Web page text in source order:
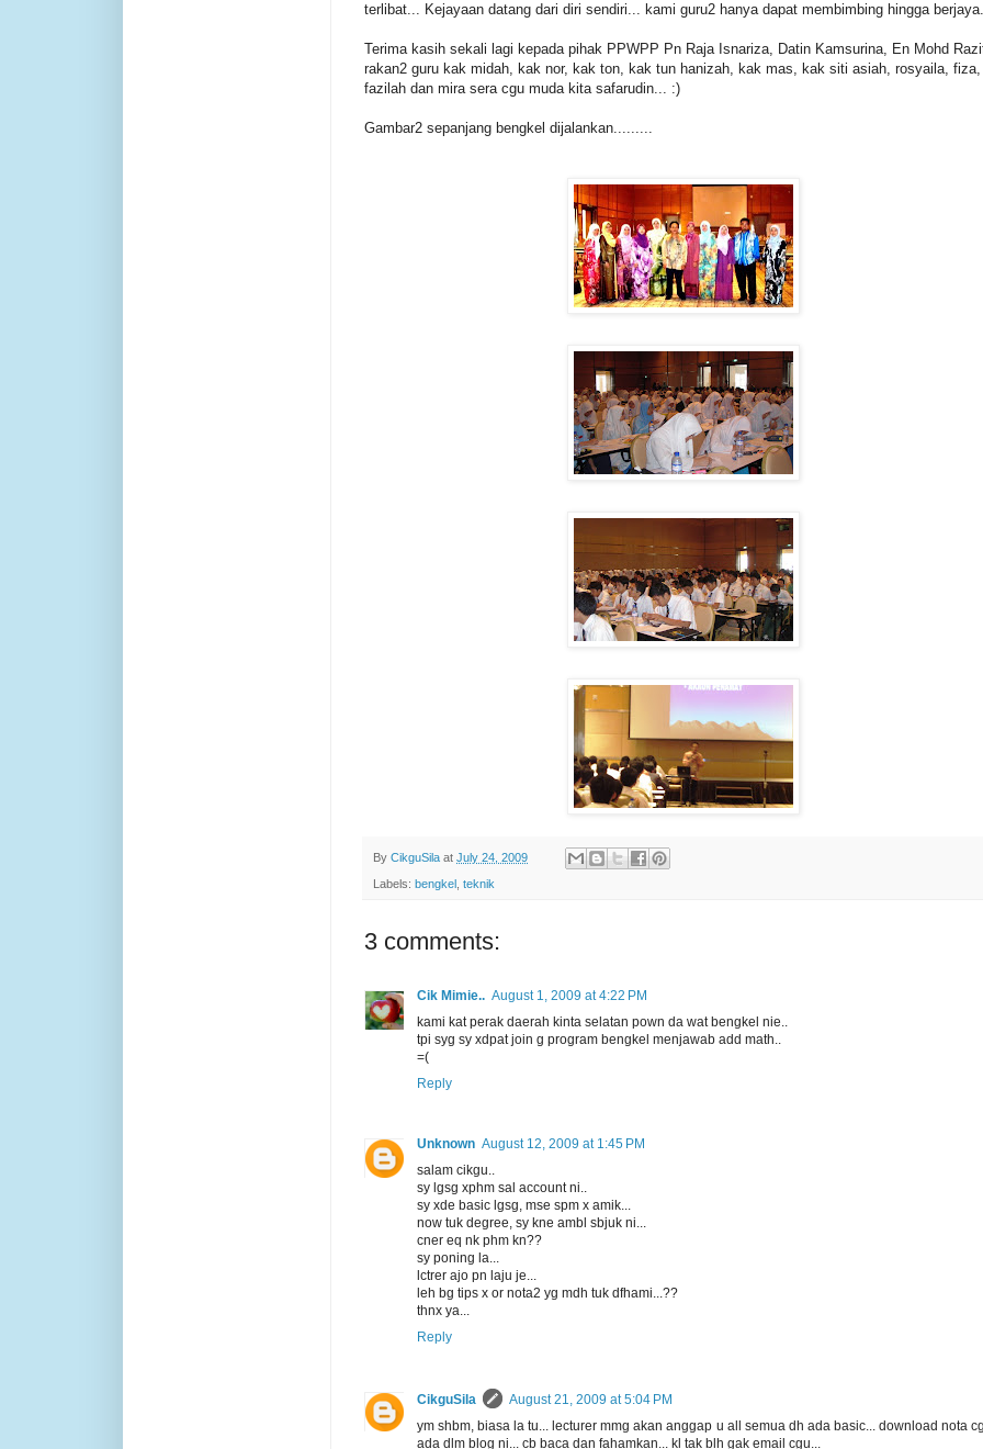
terlibat... Kejayaan datang dari diri sendiri... kami guru2 hanya dapat membimbing hingga
Terima kasih sekali lagi kepada pihak PPWPP Pn Raja Isnariza, Datin Kamsurina, En Mohd
rakan2 guru kak midah, kak nor, kak ton, kak tun hanizah, kak mas, kak siti asiah, rosyaila, fiza,
fazilah dan mira sera cgu muda kita safarudin... :)
Gambar2 sepanjang bengkel dijalankan.........
By CikguSila at July 24, 2009
Labels: bengkel , teknik
3 comments:
Cik Mimie.. August 1, 2009 at 4:22 PM
kami kat perak daerah kinta selatan pown da wat bengkel nie..
tpi syg sy xdpat join g program bengkel menjawab add math..
=(
Reply
Unknown August 12, 2009 at 1:45 PM
salam cikgu..
sy lgsg xphm sal account ni..
sy xde basic lgsg, mse spm x amik...
now tuk degree, sy kne ambl sbjuk ni...
cner eq nk phm kn??
sy poning la...
lctrer ajo pn laju je...
leh bg tips x or nota2 yg mdh tuk dfhami...??
thnx ya...
Reply
CikguSila
August 21, 2009 at 5:04 PM
ym shbm, biasa la tu... lecturer mmg akan anggap u all semua dh ada basic... download nota
ada dlm blog ni... cb baca dan fahamkan... kl tak blh gak email cgu...